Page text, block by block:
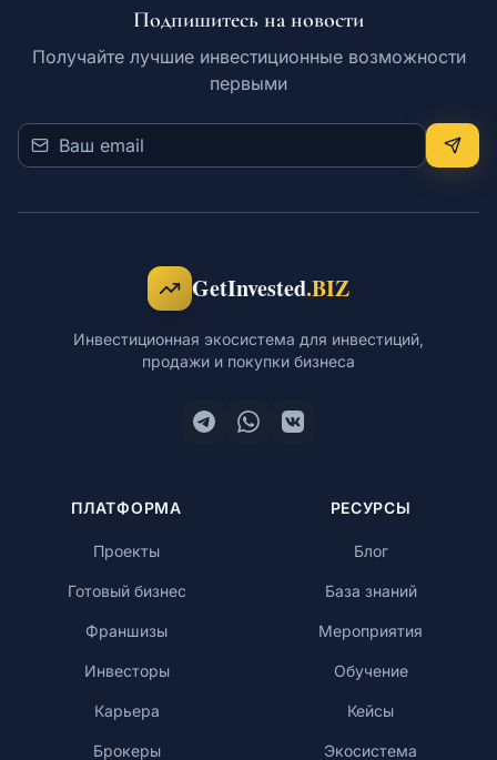
Подпишитесь на новости
Получайте лучшие инвестиционные возможности
первыми
GetInvested.BIZ
Инвестиционная экосистема для инвестиций,
продажи и покупки бизнеса
ПЛАТФОРМА
Проекты
Готовый бизнес
Франшизы
Инвесторы
Карьера
Брокеры
РЕСУРСЫ
Блог
База знаний
Мероприятия
Обучение
Кейсы
Экосистема